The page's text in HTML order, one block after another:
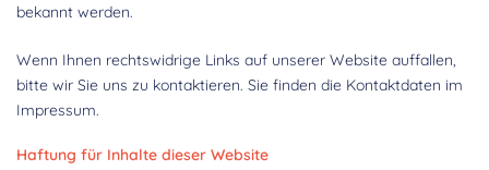
bekannt werden.
Wenn Ihnen rechtswidrige Links auf unserer Website auffallen,
bitte wir Sie uns zu kontaktieren. Sie finden die Kontaktdaten im
Impressum.
Haftung für Inhalte dieser Website